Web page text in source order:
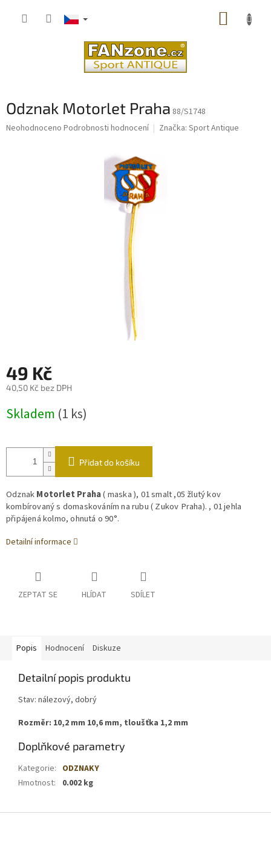
Odznak Motorlet Praha 88/S1748
Průměrné
Neohodnoceno Podrobnosti hodnocení Značka: Sport Antique
49 Kč
40,50 Kč bez DPH
cena:
Skladem (1 ks)
Přidat do košíku
OdznakMotorlet Praha( maska ), 01 smalt ,05 žlutý kov
kombírovaný s domaskováním na rubu ( Zukov Praha). , 01 jehla
připájená kolmo, ohnutá o 90°.
Detailní informace
ZEPTAT SE HLÍDAT SDÍLET
Popis Hodnocení Diskuze
Detailní popis produktu
Stav: nálezový, dobrý
Rozměr: 10,2 mm 10,6 mm, tloušťka 1,2 mm
Doplňkové parametry
Kategorie: ODZNAKY
Hmotnost: 0.002 kg